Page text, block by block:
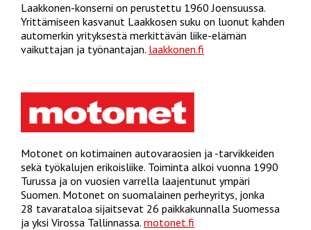
Laakkonen-konserni on perustettu 1960 Joensuussa.
Yrittämiseen kasvanut Laakkosen suku on luonut kahden
automerkin yrityksestä merkittävän liike-elämän
vaikuttajan ja työnantajan. laakkonen.fi
Motonet on kotimainen autovaraosien ja -tarvikkeiden
sekä työkalujen erikoisliike. Toiminta alkoi vuonna 1990
Turussa ja on vuosien varrella laajentunut ympäri
Suomen. Motonet on suomalainen perheyritys, jonka
28 tavarataloa sijaitsevat 26 paikkakunnalla Suomessa
ja yksi Virossa Tallinnassa. motonet.fi